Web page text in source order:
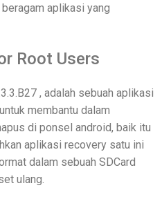
aplikasi yang
Root Users
, adalah sebuah aplikasi
membantu dalam
di ponsel android, baik itu
aplikasi recovery satu ini
dalam sebuah SDCard
ulang.